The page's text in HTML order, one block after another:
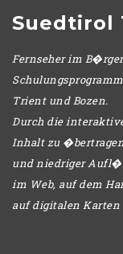
Suedtirol
Fernseher im
Trient und Bozen.
Durch die
Inhalt zu
und niedriger
im Web, auf dem
auf digitalen Karten